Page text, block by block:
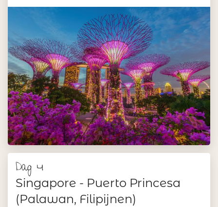
Dag 4
Singapore - Puerto Princesa
(Palawan, Filipijnen)